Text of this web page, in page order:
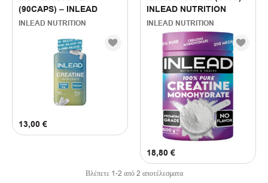
FILTER BY PRICE
—23 €
Βλέπετε 1-2 από2 αποτέλεσματα
(90CAPS) – INLEAD
INLEAD NUTRITION
13,00 €
INLEAD NUTRITION
INLEAD NUTRITION
18,80 €